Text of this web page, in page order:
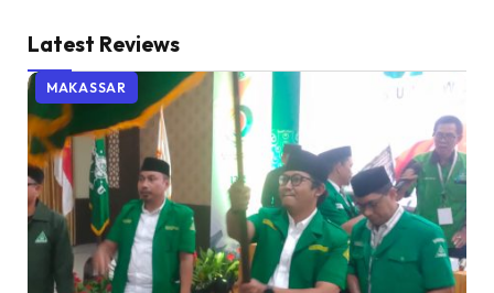
Latest Reviews
MAKASSAR